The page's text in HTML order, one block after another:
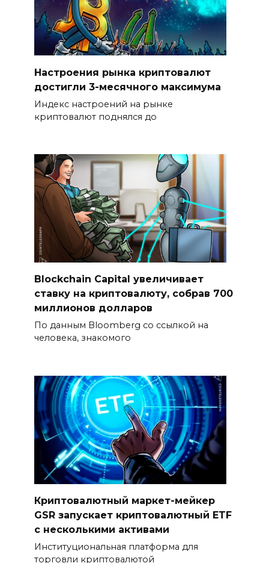
Настроения рынка криптовалют
достигли 3-месячного максимума
Индекс настроений на рынке
криптовалют поднялся до
Blockchain Capital увеличивает
ставку на криптовалюту, собрав 700
миллионов долларов
По данным Bloomberg со ссылкой на
человека, знакомого
Криптовалютный маркет-мейкер
GSR запускает криптовалютный ETF
с несколькими активами
Институциональная платформа для
торговли криптовалютой